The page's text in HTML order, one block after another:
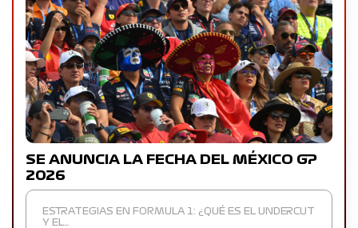
SE ANUNCIA LA FECHA DEL MÉXICO GP
2026
ESTRATEGIAS EN FORMULA 1: ¿QUÉ ES EL UNDERCUT
Y EL…